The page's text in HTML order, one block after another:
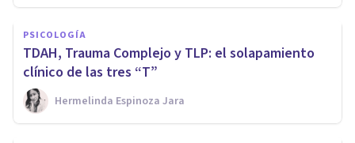
PSICOLOGÍA
TDAH, Trauma Complejo y TLP: el solapamiento
clínico de las tres “T”
Hermelinda Espinoza Jara